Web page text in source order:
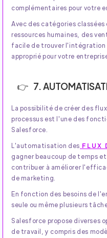
complémentaires pour votre
Avec des catégories
ressources humaines, des
facile de trouver l'intégration
approprié pour votre
7.
La possibilité de créer des
processus est l'une des
Salesforce.
L'automatisation des FLUX
gagner beaucoup de temps
contribuer à améliorer
de marketing.
En fonction des besoins de
seule ou même plusieurs
Salesforce propose diverses
de travail, y compris des